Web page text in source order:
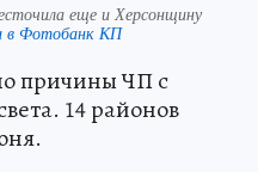
еще и Херсонщину
в Фотобанк КП
причины ЧП с
14 районов